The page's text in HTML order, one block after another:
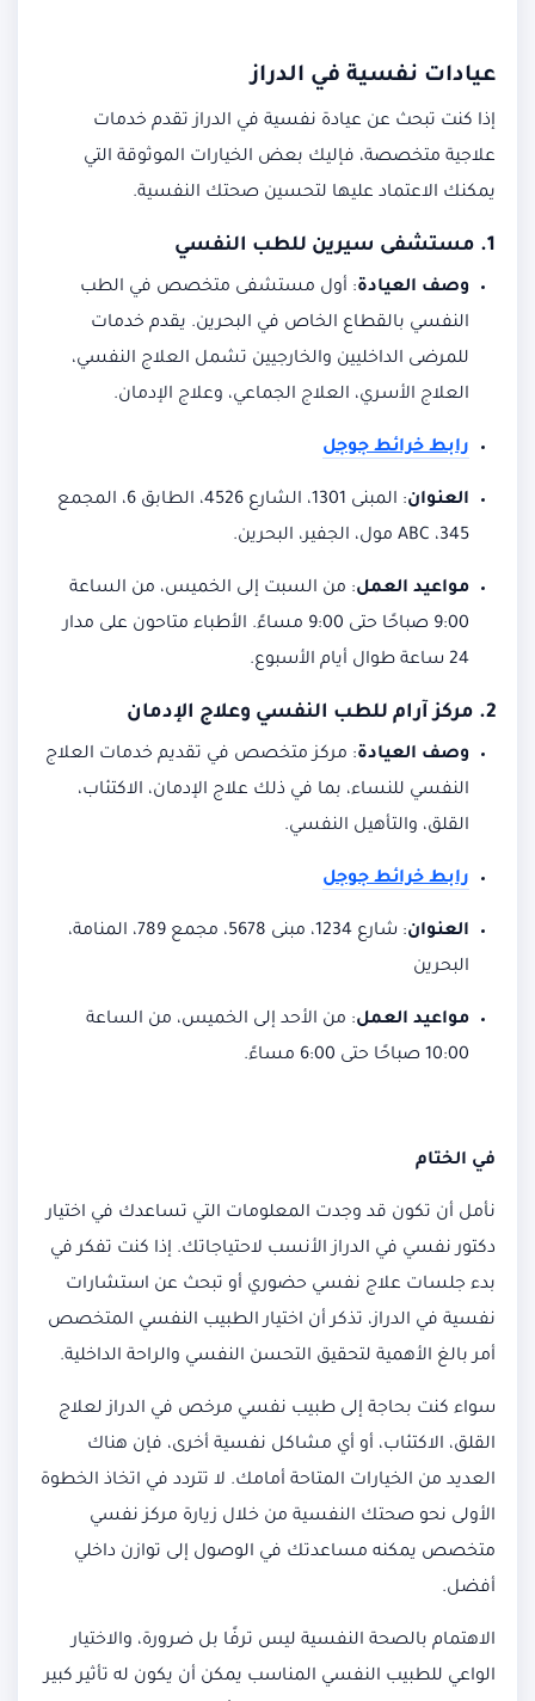
عيادات نفسية في الدراز
إذا كنت تبحث عن عيادة نفسية في الدراز تقدم خدمات
علاجية متخصصة، فإليك بعض الخيارات الموثوقة التي
يمكنك الاعتماد عليها لتحسين صحتك النفسية.
1. مستشفى سيرين للطب النفسي
وصف العيادة: أول مستشفى متخصص في الطب
النفسي بالقطاع الخاص في البحرين. يقدم خدمات
للمرضى الداخليين والخارجيين تشمل العلاج النفسي،
العلاج الأسري، العلاج الجماعي، وعلاج الإدمان.
رابط خرائط جوجل
العنوان:
المبنى 1301، الشارع 4526، الطابق 6، المجمع
345، ABC مول، الجفير، البحرين.
مواعيد العمل: من السبت إلى الخميس، من الساعة
9:00 صباحًا حتى 9:00 مساءً. الأطباء متاحون على مدار
24 ساعة طوال أيام الأسبوع.
2. مركز آرام للطب النفسي وعلاج الإدمان
وصف العيادة: مركز متخصص في تقديم خدمات العلاج
النفسي للنساء، بما في ذلك علاج الإدمان، الاكتئاب،
القلق، والتأهيل النفسي.
رابط خرائط جوجل
العنوان:
شارع 1234، مبنى 5678، مجمع 789، المنامة،
البحرين
مواعيد العمل: من الأحد إلى الخميس، من الساعة
10:00 صباحًا حتى 6:00 مساءً.
في الختام
نأمل أن تكون قد وجدت المعلومات التي تساعدك في اختيار
دكتور نفسي في الدراز الأنسب لاحتياجاتك. إذا كنت تفكر في
بدء جلسات علاج نفسي حضوري أو تبحث عن استشارات
نفسية في الدراز، تذكر أن اختيار الطبيب النفسي المتخصص
أمر بالغ الأهمية لتحقيق التحسن النفسي والراحة الداخلية.
سواء كنت بحاجة إلى طبيب نفسي مرخص في الدراز لعلاج
القلق، الاكتئاب، أو أي مشاكل نفسية أخرى، فإن هناك
العديد من الخيارات المتاحة أمامك. لا تتردد في اتخاذ الخطوة
الأولى نحو صحتك النفسية من خلال زيارة مركز نفسي
متخصص يمكنه مساعدتك في الوصول إلى توازن داخلي
أفضل.
الاهتمام بالصحة النفسية ليس ترفًا بل ضرورة، والاختيار
الواعي للطبيب النفسي المناسب يمكن أن يكون له تأثير كبير